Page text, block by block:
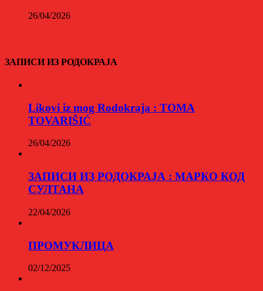
26/04/2026
ЗАПИСИ ИЗ РОДОКРАЈА
Likovi iz mog Rodokraja : TOMA
TOVARIŠIĆ
26/04/2026
ЗАПИСИ ИЗ РОДОКРАЈА : МАРКО КОД
СУЛТАНА
22/04/2026
ПРОМУКЛИЦА
02/12/2025